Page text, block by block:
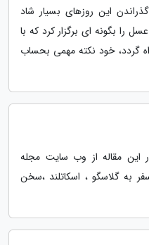
این روزهای بسیار شاد
را بگونه ای برگزار کرد که با
گردد، خود نکته مهمی بحساب
این مقاله از وب سایت مجله
به گلاسگو ، اسکاتلند ،سخن